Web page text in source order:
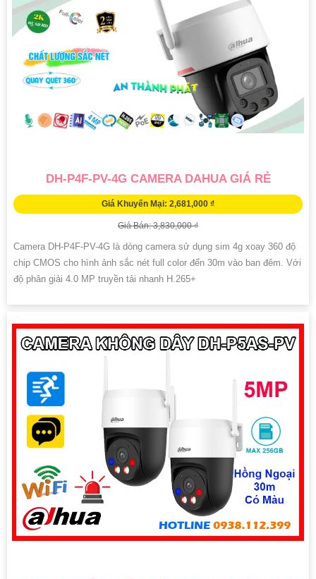
DH-P4F-PV-4G CAMERA DAHUA GIÁ RẺ
Giá Khuyến Mại: 2,681,000 ₫
Giá Bán: 3,830,000 ₫
Camera DH-P4F-PV-4G là dòng camera sử dụng sim 4g xoay 360 độ
chip CMOS cho hình ảnh sắc nét full color đến 30m vào ban đêm. Với
độ phân giải 4.0 MP truyền tải nhanh H.265+